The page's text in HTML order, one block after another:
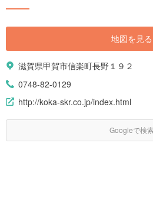
地図を見る
滋賀県甲賀市信楽町長野１９２
0748-82-0129
http://koka-skr.co.jp/index.html
Googleで検